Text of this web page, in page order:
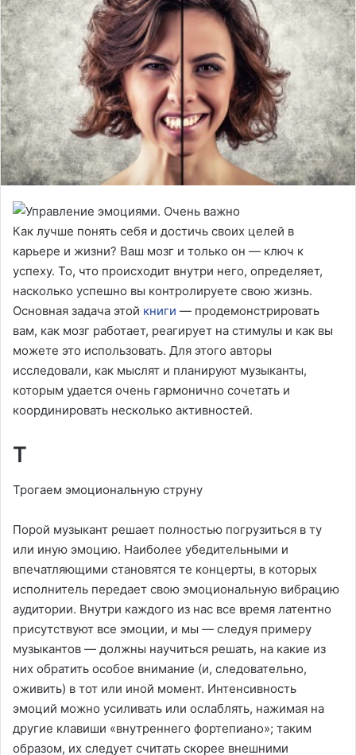
Как лучше понять себя и достичь своих целей в
карьере и жизни? Ваш мозг и только он — ключ к
успеху. То, что происходит внутри него, определяет,
насколько успешно вы контролируете свою жизнь.
Основная задача этой книги — продемонстрировать
вам, как мозг работает, реагирует на стимулы и как вы
можете это использовать. Для этого авторы
исследовали, как мыслят и планируют музыканты,
которым удается очень гармонично сочетать и
координировать несколько активностей.
Т
Трогаем эмоциональную струну
Порой музыкант решает полностью погрузиться в ту
или иную эмоцию. Наиболее убедительными и
впечатляющими становятся те концерты, в которых
исполнитель передает свою эмоциональную вибрацию
аудитории. Внутри каждого из нас все время латентно
присутствуют все эмоции, и мы — следуя примеру
музыкантов — должны научиться решать, на какие из
них обратить особое внимание (и, следовательно,
оживить) в тот или иной момент. Интенсивность
эмоций можно усиливать или ослаблять, нажимая на
другие клавиши «внутреннего фортепиано»; таким
образом, их следует считать скорее внешними